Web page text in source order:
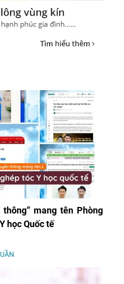
mang tên Phòng
học Quốc tế